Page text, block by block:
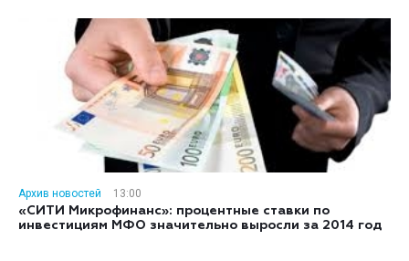
Архив новостей
13:00
«СИТИ Микрофинанс»: процентные ставки по
инвестициям МФО значительно выросли за 2014 год